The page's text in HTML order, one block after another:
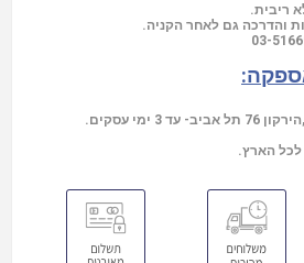
והדרכה גם לאחר הקניה.
03-
ימי עסקים.
הארץ.